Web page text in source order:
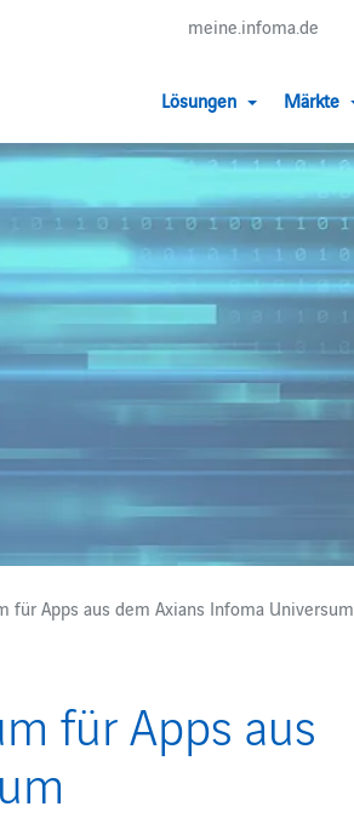
meine.infoma.de
Lösungen Märkte
für Apps aus dem Axians Infoma Universum
für Apps aus